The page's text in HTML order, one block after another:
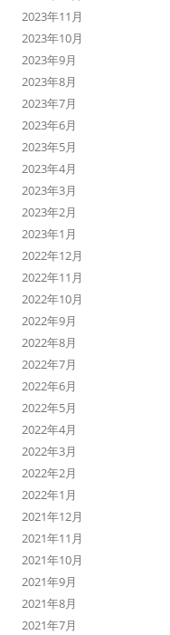
2023年11月
2023年10月
2023年9月
2023年8月
2023年7月
2023年6月
2023年5月
2023年4月
2023年3月
2023年2月
2023年1月
2022年12月
2022年11月
2022年10月
2022年9月
2022年8月
2022年7月
2022年6月
2022年5月
2022年4月
2022年3月
2022年2月
2022年1月
2021年12月
2021年11月
2021年10月
2021年9月
2021年8月
2021年7月